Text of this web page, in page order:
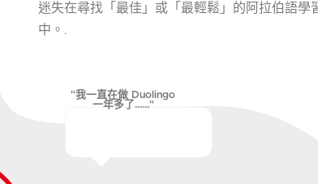
迷失在尋找「最佳」或「最輕鬆」的阿拉伯語學
中。.
"我一直在做 Duolingo
一年多了......"